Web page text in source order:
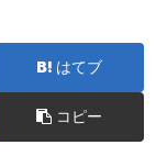
はてブ
コピー